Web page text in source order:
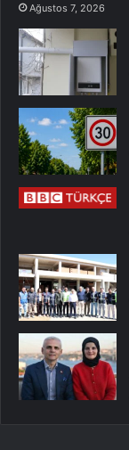
Ağustos 7, 2026